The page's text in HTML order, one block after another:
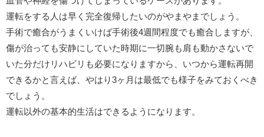
運転をする人は早く完全復帰したいのがやまやまでしょう。
手術で癒合がうまくいけば手術後4週間程度でも癒合しますが、
傷が治っても安静にしていた時期に一切腕も肩も動かさないで
いた分だけリハビリも必要になりますから、いつから運転再開
できるかと言えば、やはり3ヶ月は最低でも様子をみておくべき
でしょう。
運転以外の基本的生活はできるようになります。